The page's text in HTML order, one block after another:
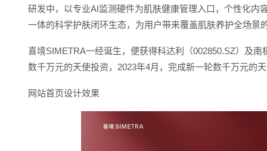
研发中，以专业AI监测硬件为肌肤健康管理入口，个性化内
一体的科学护肤闭环生态，为用户带来覆盖肌肤养护全场景
喜境SIMETRA一经诞生，便获得科达利（002850.SZ）及
数千万元的天使投资，2023年4月，完成新一轮数千万元的
网站首页设计效果